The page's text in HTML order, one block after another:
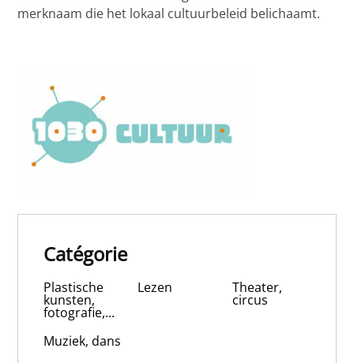
merknaam die het lokaal cultuurbeleid belichaamt.
Catégorie
Plastische
kunsten,
fotografie,...
Lezen Theater,
circus
Muziek, dans